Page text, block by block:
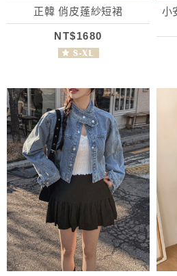
正韓 俏皮蓬紗短裙
NT$1680
小